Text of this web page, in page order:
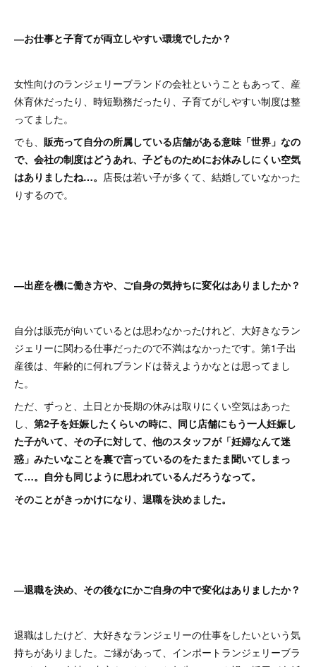
―お仕事と子育てが両立しやすい環境でしたか？
女性向けのランジェリーブランドの会社ということもあって、産
休育休だったり、時短勤務だったり、子育てがしやすい制度は整
ってました。
でも、 販売って自分の所属している店舗がある意味「世界」なの
で、会社の制度はどうあれ、子どものためにお休みしにくい空気
はありましたね…。 店長は若い子が多くて、結婚していなかった
りするので。
―出産を機に働き方や、ご自身の気持ちに変化はありましたか？
自分は販売が向いているとは思わなかったけれど、大好きなラン
ジェリーに関わる仕事だったので不満はなかったです。第1子出
産後は、年齢的に何れブランドは替えようかなとは思ってまし
た。
ただ、ずっと、土日とか長期の休みは取りにくい空気はあった
し、 第2子を妊娠したくらいの時に、同じ店舗にもう一人妊娠し
た子がいて、その子に対して、他のスタッフが「妊婦なんて迷
惑」みたいなことを裏で言っているのをたまたま聞いてしまっ
て…。自分も同じように思われているんだろうなって。
そのことがきっかけになり、退職を決めました。
―退職を決め、その後なにかご自身の中で変化はありましたか？
退職はしたけど、大好きなランジェリーの仕事をしたいという気
持ちがありました。ご縁があって、インポートランジェリーブラ